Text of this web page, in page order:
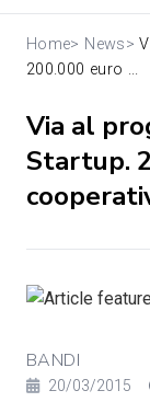
Home> News>
200.000 euro ...
Via al
Startup.
BANDI
20/03/2015